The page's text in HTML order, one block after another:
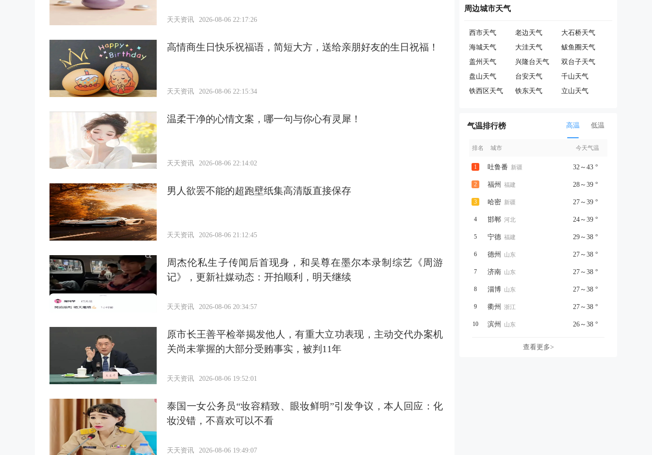
天天资讯 2026-08-06 22:17:26
高情商生日快乐祝福语，简短大方，送给亲朋好友的生日祝福！
天天资讯 2026-08-06 22:15:34
温柔干净的心情文案，哪一句与你心有灵犀！
天天资讯 2026-08-06 22:14:02
男人欲罢不能的超跑壁纸集高清版直接保存
天天资讯 2026-08-06 21:12:45
周杰伦私生子传闻后首现身，和吴尊在墨尔本录制综艺《周游
记》，更新社媒动态：开拍顺利，明天继续
天天资讯 2026-08-06 20:34:57
原市长王善平检举揭发他人，有重大立功表现，主动交代办案机
关尚未掌握的大部分受贿事实，被判11年
天天资讯 2026-08-06 19:52:01
泰国一女公务员“妆容精致、眼妆鲜明”引发争议，本人回应：化
妆没错，不喜欢可以不看
天天资讯 2026-08-06 19:49:07
周边城市天气
西市天气 老边天气
大石桥天气
海城天气
大洼天气
鲅鱼圈天气
盖州天气
兴隆台天气
双台子天气
盘山天气
台安天气
千山天气
铁西区天气
铁东天气 立山天气
气温排行榜 高温 低温
排名 城市 今天气温
1 吐鲁番 新疆 32～43 °
2 福州 福建 28～39 °
3 哈密 新疆 27～39 °
4 邯郸 河北 24～39 °
5 宁德 福建 29～38 °
6 德州 山东 27～38 °
7 济南 山东 27～38 °
8 淄博 山东 27～38 °
9 衢州 浙江 27～38 °
10 滨州 山东 26～38 °
查看更多>